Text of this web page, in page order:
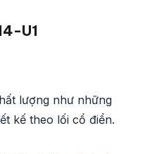
U1
lượng như những
kế theo lối cổ điển.